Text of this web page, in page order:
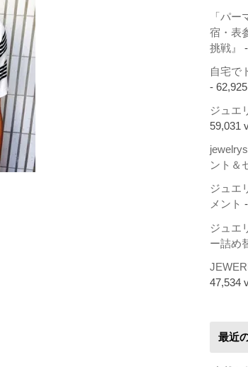
「パ
宿・表
挑戦』
自宅で
-
ジュエ
59,031
ント＆
ジュエ
メント
ジュエ
ー詰め
47,534
最近